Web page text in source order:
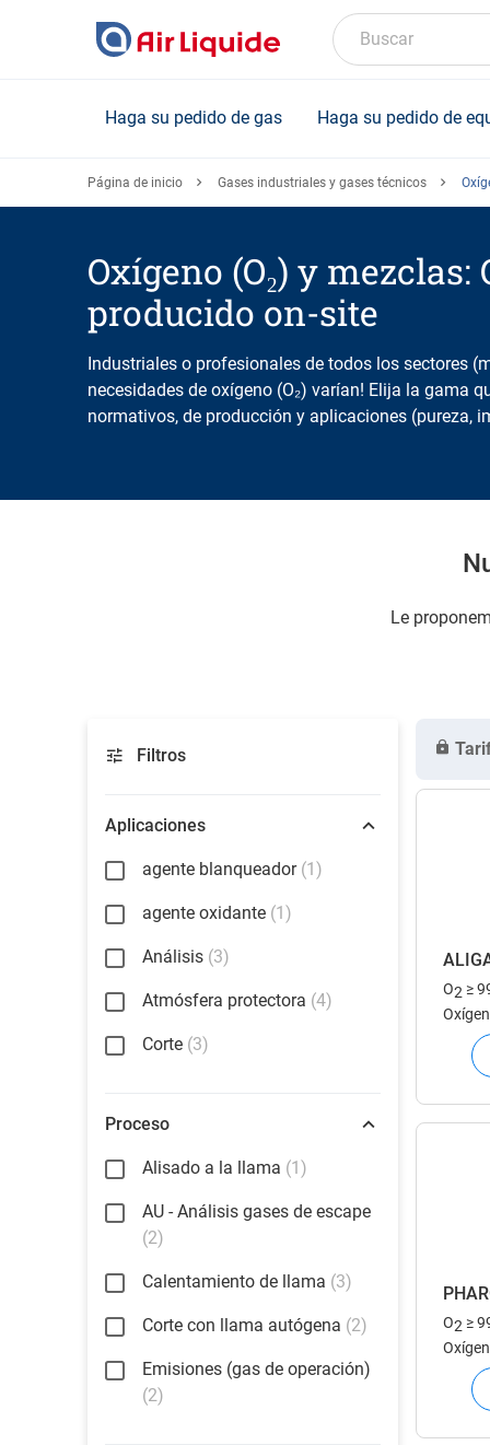
Buscar
Haga su pedido de gas Haga su pedido de
Página de inicio Gases industriales y gases técnicos
Oxígeno (O₂) y
producido on-site
Industriales o profesionales de todos los sectores
necesidades de oxígeno (O₂) varían! Elija la gama
normativos, de producción y aplicaciones (pureza,
Le
Filtros
Aplicaciones
agente blanqueador (1)
agente oxidante (1)
Análisis (3)
Atmósfera protectora (4)
Corte (3)
Proceso
Alisado a la llama (1)
AU - Análisis gases de escape
(2)
Calentamiento de llama (3)
Corte con llama autógena (2)
Emisiones (gas de operación)
(2)
O2 ≥
O2 ≥